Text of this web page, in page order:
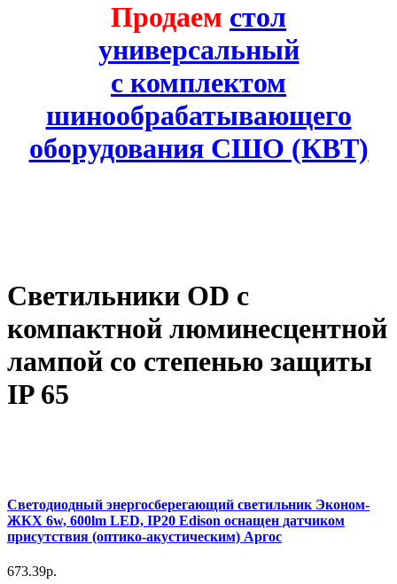
Продаем стол
универсальный
с комплектом
шинообрабатывающего
оборудования СШО (КВТ)
Светильники OD с
компактной люминесцентной
лампой cо степенью защиты
IP 65
Светодиодный энергосберегающий светильник Эконом-
ЖКХ 6w, 600lm LED, IP20 Edison оснащен датчиком
присутствия (оптико-акустическим) Аргос
673.39р.